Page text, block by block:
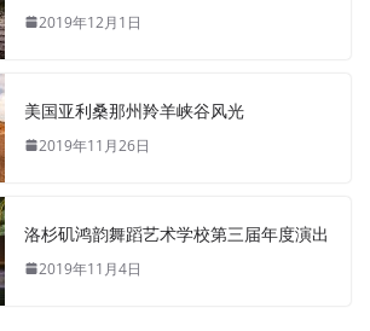
2019年12月1日
美国亚利桑那州羚羊峡谷风光
2019年11月26日
洛杉矶鸿韵舞蹈艺术学校第三届年度演出
2019年11月4日